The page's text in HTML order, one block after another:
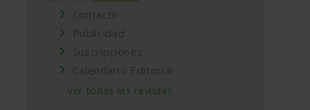
Contacto
Publicidad
Suscripciones
Calendario Editorial
Ver todas las revistas